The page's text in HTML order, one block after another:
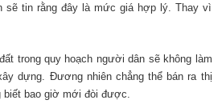
sẽ tin rằng đây là mức giá hợp lý. Thay vì
trong quy hoạch người dân sẽ không làm
dựng. Đương nhiên chẳng thể bán ra thị
bao giờ mới đòi được.